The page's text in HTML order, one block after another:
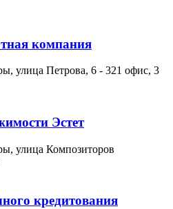
компания
улица Петрова, 6 - 321 офис, 3
Эстет
улица Композиторов
кредитования